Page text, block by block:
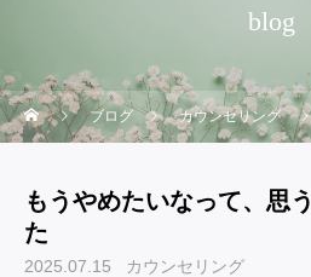
blog
ブログ カウンセリング
もうやめたいなって、思
た
2025.07.15 カウンセリング